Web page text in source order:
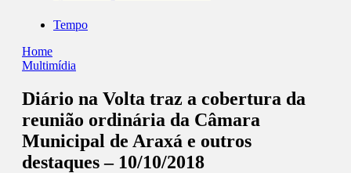
Tempo
Home
Multimídia
Diário na Volta traz a cobertura da
reunião ordinária da Câmara
Municipal de Araxá e outros
destaques – 10/10/2018